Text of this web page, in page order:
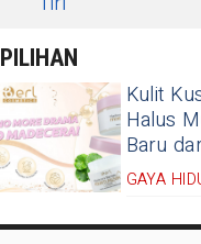
PILIHAN
Kulit
Halus
Baru
GAYA